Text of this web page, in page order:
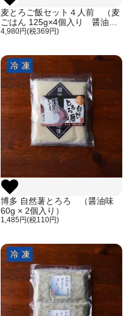
麦とろご飯セット４人前 （麦
ごはん 125g×4個入り 醤油
味 60g×4個入り）
4,980円(税369円)
博多 自然薯とろろ （醤油味
60g × 2個入り）
1,485円(税110円)